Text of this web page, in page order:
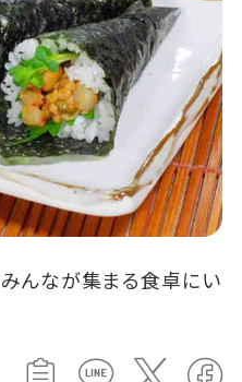
んなが集まる食卓にい